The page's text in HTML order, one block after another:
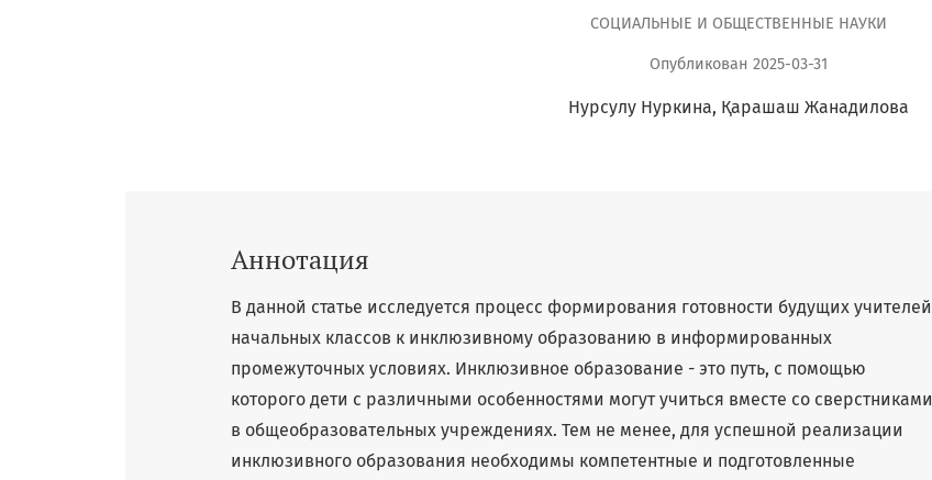
CОЦИАЛЬНЫЕ И ОБЩЕСТВЕННЫЕ НАУКИ
Опубликован 2025-03-31
Нурсулу Нуркина Қарашаш Жанадилова
Аннотация
В данной статье исследуется процесс формирования готовности будущих учителей
начальных классов к инклюзивному образованию в информированных
промежуточных условиях. Инклюзивное образование - это путь, с помощью
которого дети с различными особенностями могут учиться вместе со сверстниками
в общеобразовательных учреждениях. Тем не менее, для успешной реализации
инклюзивного образования необходимы компетентные и подготовленные